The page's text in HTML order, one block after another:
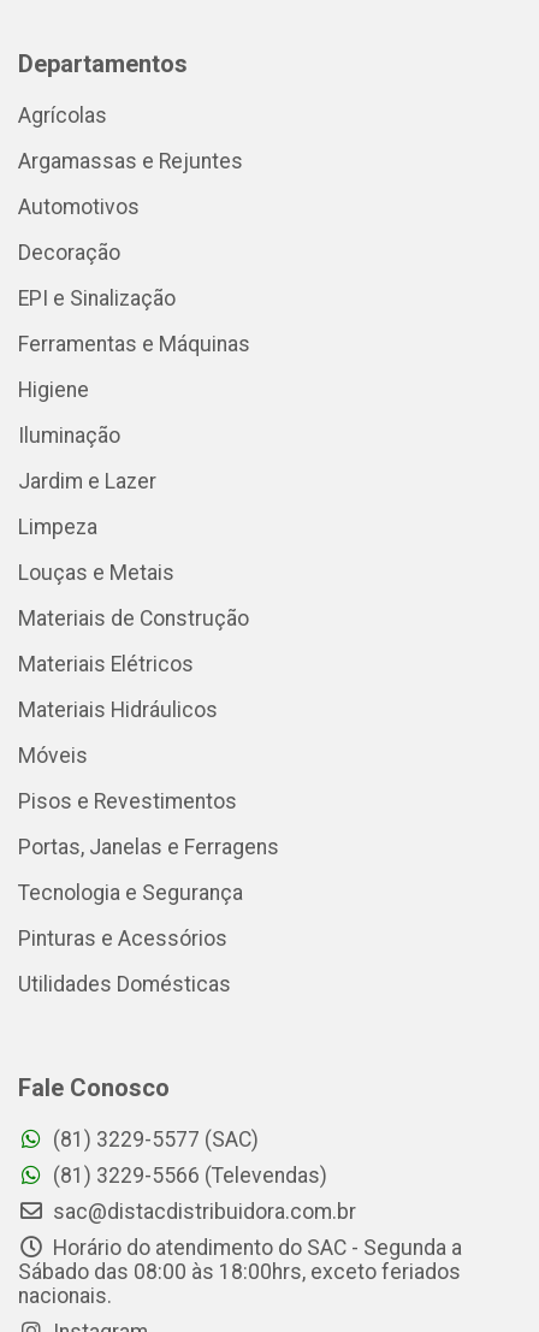
Departamentos
Agrícolas
Argamassas e Rejuntes
Automotivos
Decoração
EPI e Sinalização
Ferramentas e Máquinas
Higiene
Iluminação
Jardim e Lazer
Limpeza
Louças e Metais
Materiais de Construção
Materiais Elétricos
Materiais Hidráulicos
Móveis
Pisos e Revestimentos
Portas, Janelas e Ferragens
Tecnologia e Segurança
Pinturas e Acessórios
Utilidades Domésticas
Fale Conosco
(81) 3229-5577 (SAC)
(81) 3229-5566 (Televendas)
sac@distacdistribuidora.com.br
Horário do atendimento do SAC - Segunda a
Sábado das 08:00 às 18:00hrs, exceto feriados
nacionais.